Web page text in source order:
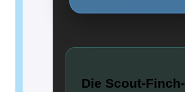
Die Scout-Finch-